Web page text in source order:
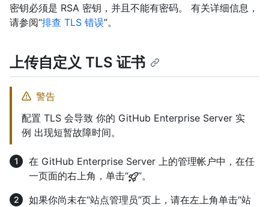
密钥必须是 RSA 密钥，并且不能有密码。 有关详细信息，
请参阅“排查 TLS 错误”。
上传自定义 TLS 证书
警告
配置 TLS 会导致 你的 GitHub Enterprise Server 实
例 出现短暂故障时间。
在 GitHub Enterprise Server 上的管理帐户中，在任
一页面的右上角，单击“
”。
如果你尚未在“站点管理员”页上，请在左上角单击“站